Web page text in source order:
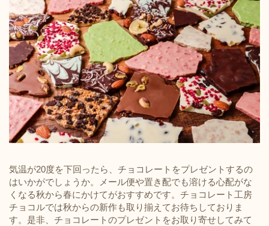
気温が20度を下回ったら、チョコレートをプレゼントするの
はいかがでしょうか。
メール便や置き配でも溶ける心配がな
くなる秋から春にかけてがおすすめです。 チョコレート工房
チョコルでは秋からの新作も取り揃えてお待ちしておりま
す。 是非、チョコレートのプレゼントをお取り寄せしてみて